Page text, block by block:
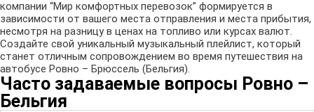
компании “Мир комфортных перевозок” формируется в
зависимости от вашего места отправления и места прибытия,
несмотря на разницу в ценах на топливо или курсах валют.
Создайте свой уникальный музыкальный плейлист, который
станет отличным сопровождением во время путешествия на
автобусе Ровно – Брюссель (Бельгия).
Часто задаваемые вопросы Ровно –
Бельгия